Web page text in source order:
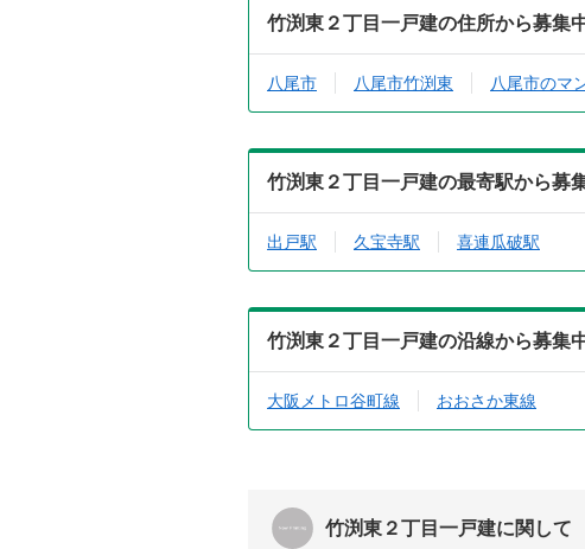
竹渕東２丁目一戸建の住所から募集
八尾市 八尾市竹渕東 八尾市のマ
竹渕東２丁目一戸建の最寄駅から募
出戸駅 久宝寺駅 喜連瓜破駅
竹渕東２丁目一戸建の沿線から募集
大阪メトロ谷町線 おおさか東線
竹渕東２丁目一戸建に関して